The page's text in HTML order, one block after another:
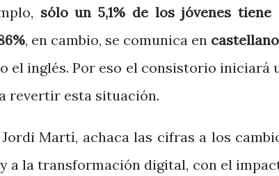
sólo un 5,1% de los jóvenes tiene
, en cambio, se comunica en castellano
el inglés. Por eso el consistorio iniciará
revertir esta situación.
Martí, achaca las cifras a los
a la transformación digital, con el